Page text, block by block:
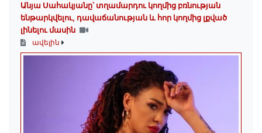
Անյա Սահակյանը՝ տղամարդու կողմից բռնության
ենթարկվելու, դավաճանության և հոր կողմից լքված
լինելու մասին
ավելին